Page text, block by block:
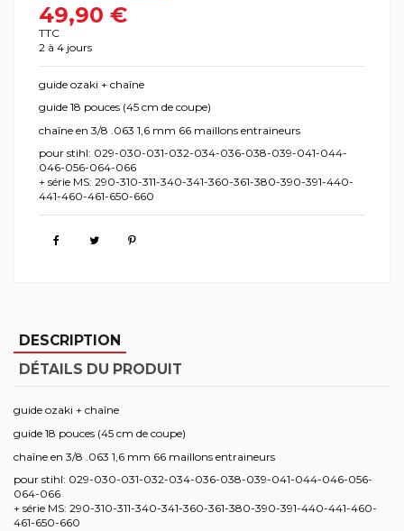
49,90 €
TTC
2 à 4 jours
guide ozaki + chaîne
guide 18 pouces (45 cm de coupe)
chaîne en 3/8 .063 1,6 mm 66 maillons entraineurs
pour stihl: 029-030-031-032-034-036-038-039-041-044-
046-056-064-066
+ série MS: 290-310-311-340-341-360-361-380-390-391-440-
441-460-461-650-660
DESCRIPTION
DÉTAILS DU PRODUIT
guide ozaki + chaîne
guide 18 pouces (45 cm de coupe)
chaîne en 3/8 .063 1,6 mm 66 maillons entraineurs
pour stihl: 029-030-031-032-034-036-038-039-041-044-046-056-
064-066
+ série MS: 290-310-311-340-341-360-361-380-390-391-440-441-460-
461-650-660